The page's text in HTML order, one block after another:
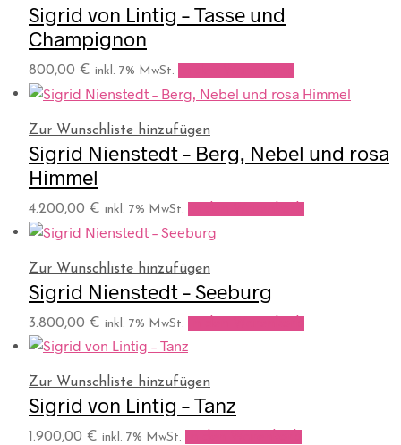
Sigrid von Lintig – Tasse und
Champignon
800,00 € inkl. 7% MwSt.
Zur Wunschliste hinzufügen
Sigrid Nienstedt – Berg, Nebel und rosa
Himmel
4.200,00 € inkl. 7% MwSt.
Zur Wunschliste hinzufügen
Sigrid Nienstedt – Seeburg
3.800,00 € inkl. 7% MwSt.
Zur Wunschliste hinzufügen
Sigrid von Lintig – Tanz
1.900,00 € inkl. 7% MwSt.